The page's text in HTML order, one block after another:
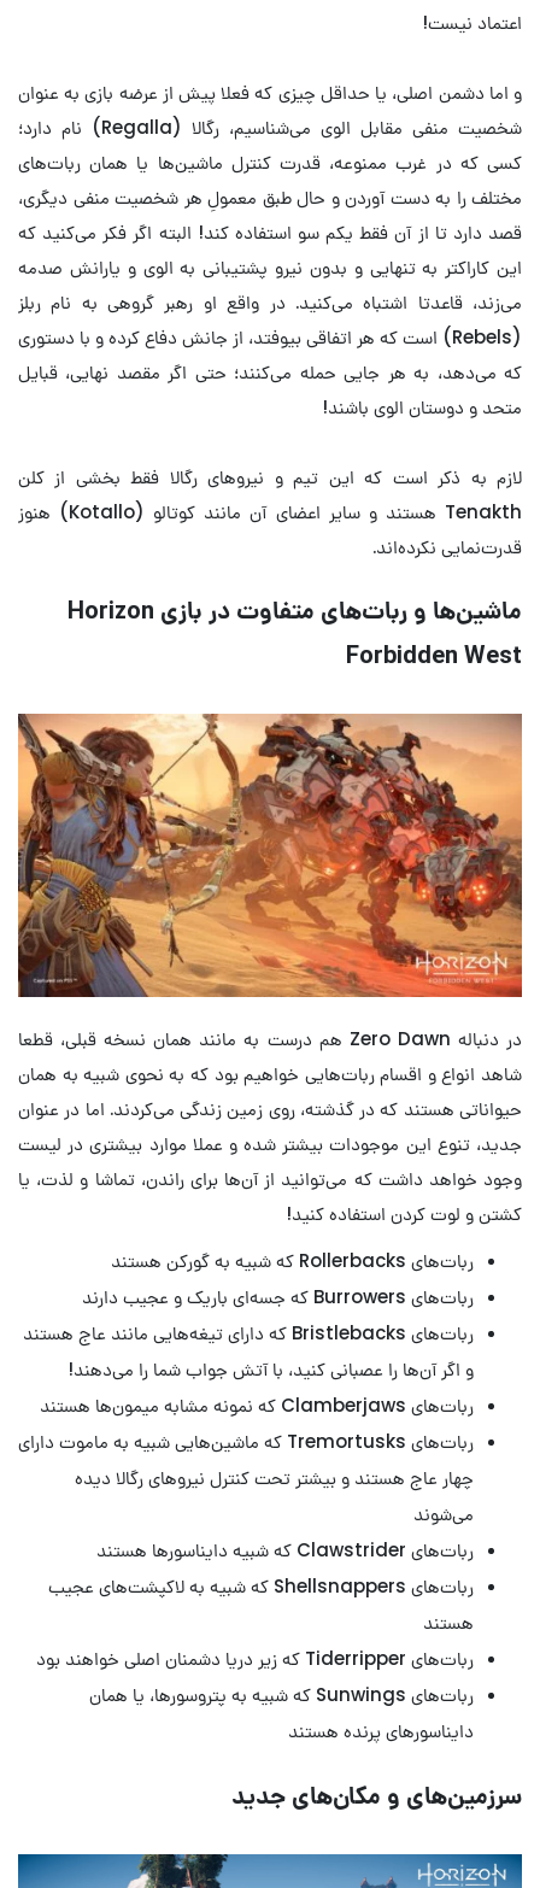
اعتماد نیست!
و اما دشمن اصلی، یا حداقل چیزی که فعلا پیش از عرضه بازی به عنوان
شخصیت منفی مقابل الوی می‌شناسیم، رگالا (Regalla) نام دارد؛
کسی که در غرب ممنوعه، قدرت کنترل ماشین‌ها یا همان ربات‌های
مختلف را به دست آوردن و حال طبق معمولِ هر شخصیت منفی دیگری،
قصد دارد تا از آن فقط یکم سو استفاده کند! البته اگر فکر می‌کنید که
این کاراکتر به تنهایی و بدون نیرو پشتیبانی به الوی و یارانش صدمه
می‌زند، قاعدتا اشتباه می‌کنید. در واقع او رهبر گروهی به نام ربلز
(Rebels) است که هر اتفاقی بیوفتد، از جانش دفاع کرده و با دستوری
که می‌دهد، به هر جایی حمله می‌کنند؛ حتی اگر مقصد نهایی، قبایل
متحد و دوستان الوی باشند!
لازم به ذکر است که این تیم و نیروهای رگالا فقط بخشی از کلن
Tenakth هستند و سایر اعضای آن مانند کوتالو (Kotallo) هنوز
قدرت‌نمایی نکرده‌اند.
ماشین‌ها و ربات‌های متفاوت در بازی Horizon
Forbidden West
در دنباله Zero Dawn هم درست به مانند همان نسخه قبلی، قطعا
شاهد انواع و اقسام ربات‌هایی خواهیم بود که به نحوی شبیه به همان
حیواناتی هستند که در گذشته، روی زمین زندگی می‌کردند. اما در عنوان
جدید، تنوع این موجودات بیشتر شده و عملا موارد بیشتری در لیست
وجود خواهد داشت که می‌توانید از آن‌ها برای راندن، تماشا و لذت، یا
کشتن و لوت کردن استفاده کنید!
ربات‌های Rollerbacks که شبیه به گورکن هستند
ربات‌های Burrowers که جسه‌ای باریک و عجیب دارند
ربات‌‌های Bristlebacks که دارای تیغه‌هایی مانند عاج هستند
و اگر آن‌ها را عصبانی کنید، با آتش جواب شما را می‌دهند!
ربات‌های Clamberjaws که نمونه مشابه میمون‌ها هستند
ربات‌های Tremortusks که ماشین‌هایی شبیه به ماموت دارای
چهار عاج هستند و بیشتر تحت کنترل نیروهای رگالا دیده
می‌شوند
ربات‌های Clawstrider که شبیه دایناسورها هستند
ربات‌های Shellsnappers که شبیه به لاکپشت‌های عجیب
هستند
ربات‌های Tiderripper که زیر دریا دشمنان اصلی خواهند بود
ربات‌های Sunwings که شبیه به پتروسورها، یا همان
دایناسورهای پرنده هستند
سرزمین‌های و مکان‌های جدید